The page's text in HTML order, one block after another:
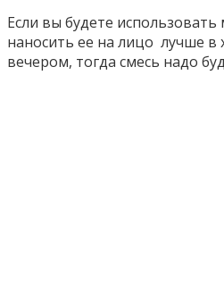
Если вы будете использовать
наносить ее на лицо лучше в
вечером, тогда смесь надо